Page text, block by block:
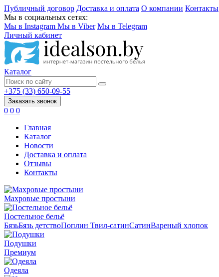
Публичный договор Доставка и оплата О компании Контакты
Мы в социальных сетях:
Мы в Instagram Мы в Viber Мы в Telegram
Личный кабинет
Каталог
+375 (33) 650-09-55
Заказать звонок
0 0 0
Главная
Каталог
Новости
Доставка и оплата
Отзывы
Контакты
Махровые простыни
Постельное бельё
БязьБязь детствоПоплин Твил-сатинСатинВареный хлопок
Подушки
Премиум
Одеяла